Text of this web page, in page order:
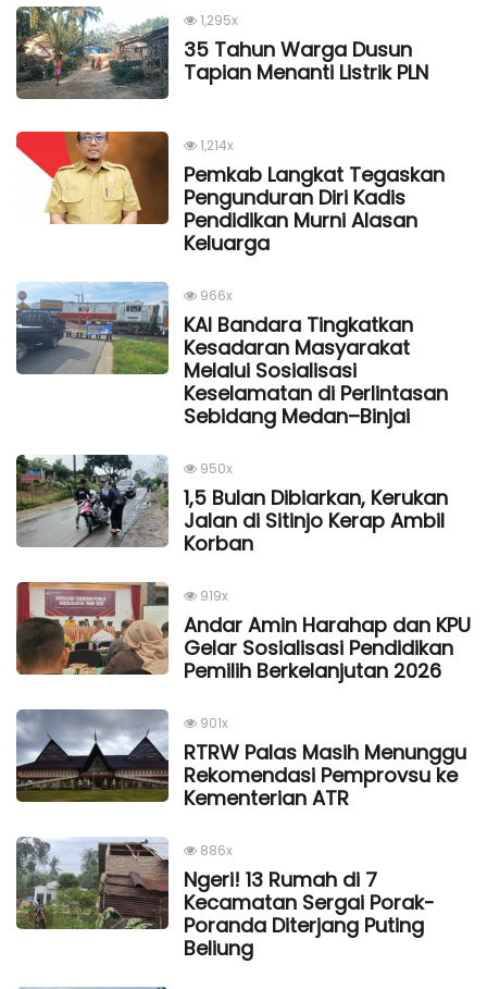
1,295x
35 Tahun Warga Dusun
Tapian Menanti Listrik PLN
1,214x
Pemkab Langkat Tegaskan
Pengunduran Diri Kadis
Pendidikan Murni Alasan
Keluarga
966x
KAI Bandara Tingkatkan
Kesadaran Masyarakat
Melalui Sosialisasi
Keselamatan di Perlintasan
Sebidang Medan–Binjai
950x
1,5 Bulan Dibiarkan, Kerukan
Jalan di Sitinjo Kerap Ambil
Korban
919x
Andar Amin Harahap dan KPU
Gelar Sosialisasi Pendidikan
Pemilih Berkelanjutan 2026
901x
RTRW Palas Masih Menunggu
Rekomendasi Pemprovsu ke
Kementerian ATR
886x
Ngeri! 13 Rumah di 7
Kecamatan Sergai Porak-
Poranda Diterjang Puting
Beliung